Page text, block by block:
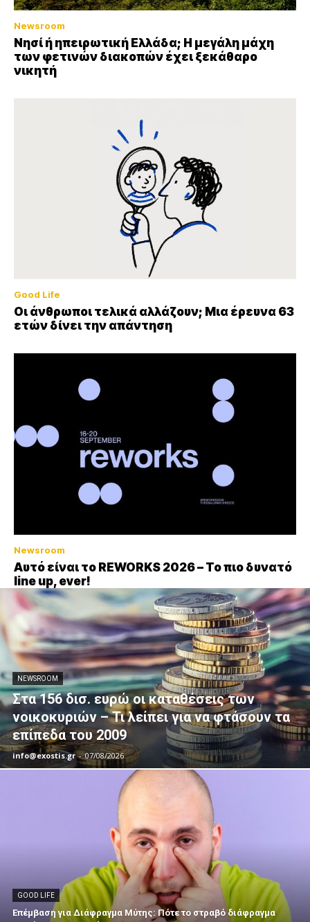
Newsroom
Νησί ή ηπειρωτική Ελλάδα; Η μεγάλη μάχη
των φετινών διακοπών έχει ξεκάθαρο
νικητή
Good Life
Οι άνθρωποι τελικά αλλάζουν; Μια έρευνα 63
ετών δίνει την απάντηση
Newsroom
Αυτό είναι το REWORKS 2026 – Το πιο δυνατό
line up, ever!
NEWSROOM
Στα 156 δισ. ευρώ οι καταθέσεις των
νοικοκυριών – Τι λείπει για να φτάσουν τα
επίπεδα του 2009
info@exostis.gr - 07/08/2026
GOOD LIFE
Επέμβαση για Διάφραγμα Μύτης: Πότε το στραβό διάφραγμα